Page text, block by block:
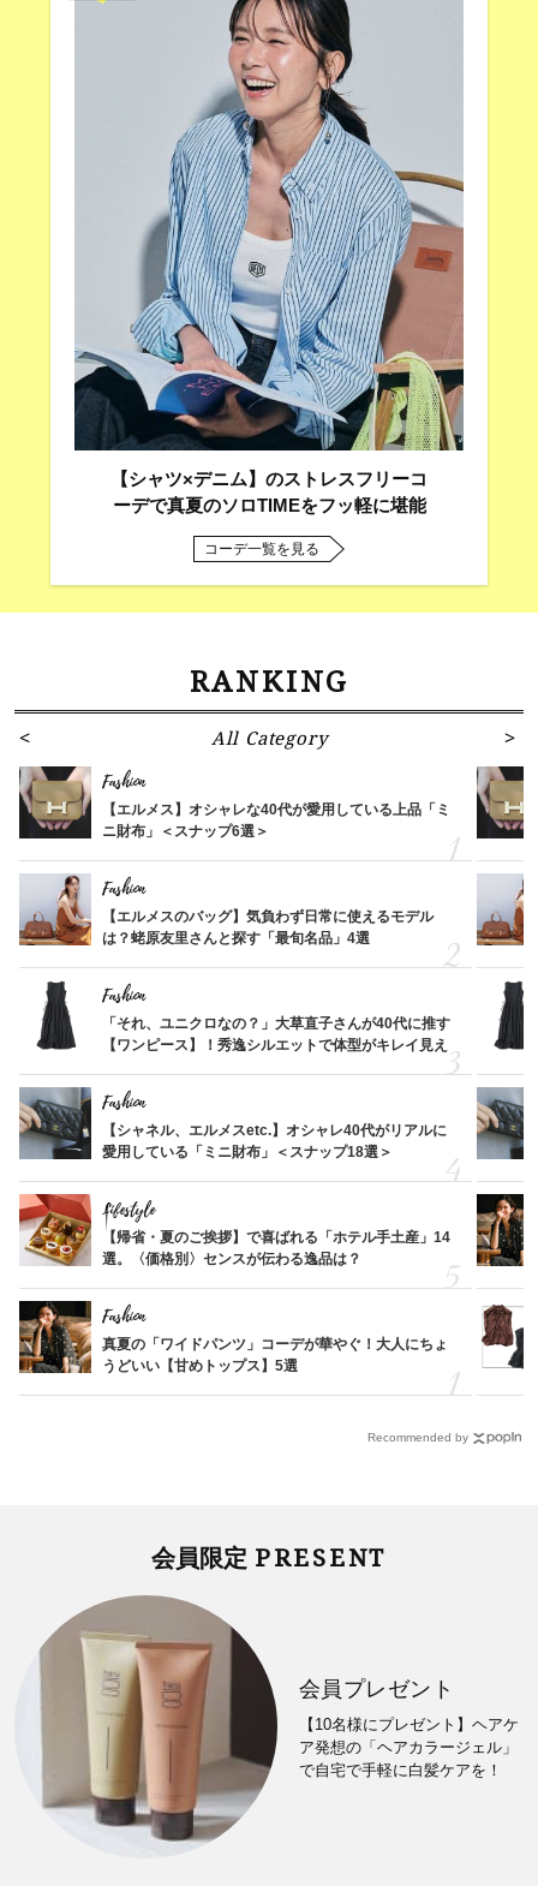
【シャツ×デニム】のストレスフリーコ
ーデで真夏のソロTIMEをフッ軽に堪能
コーデ一覧を見る
RANKING
All Category
Fashion
【エルメス】オシャレな40代が愛用している上品「ミ
ニ財布」＜スナップ6選＞
Fashion
【エルメスのバッグ】気負わず日常に使えるモデル
は？蛯原友里さんと探す「最旬名品」4選
Fashion
「それ、ユニクロなの？」大草直子さんが40代に推す
【ワンピース】！秀逸シルエットで体型がキレイ見え
Fashion
【シャネル、エルメスetc.】オシャレ40代がリアルに
愛用している「ミニ財布」＜スナップ18選＞
Lifestyle
【帰省・夏のご挨拶】で喜ばれる「ホテル手土産」14
選。〈価格別〉センスが伝わる逸品は？
Fashion
真夏の「ワイドパンツ」コーデが華やぐ！大人にちょ
うどいい【甘めトップス】5選
Recommended by
会員限定 PRESENT
会員プレゼント
【10名様にプレゼント】ヘアケ
ア発想の「ヘアカラージェル」
で自宅で手軽に白髪ケアを！